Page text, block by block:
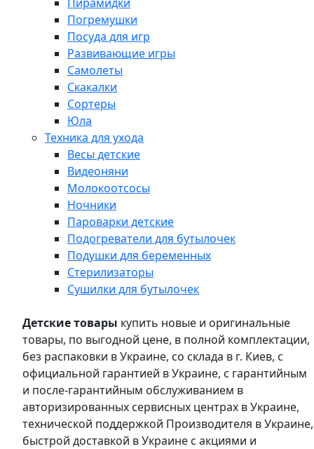
Погремушки
Посуда для игр
Развивающие игры
Самолеты
Скакалки
Сортеры
Юла
Техника для ухода
Весы детские
Видеоняни
Молокоотсосы
Ночники
Пароварки детские
Подогреватели для бутылочек
Подушки для беременных
Стерилизаторы
Сушилки для бутылочек
Детские товары купить новые и оригинальные
товары, по выгодной цене, в полной комплектации,
без распаковки в Украине, со склада в г. Киев, с
официальной гарантией в Украине, с гарантийным
и после-гарантийным обслуживанием в
авторизированных сервисных центрах в Украине,
технической поддержкой Производителя в Украине,
быстрой доставкой в Украине с акциями и